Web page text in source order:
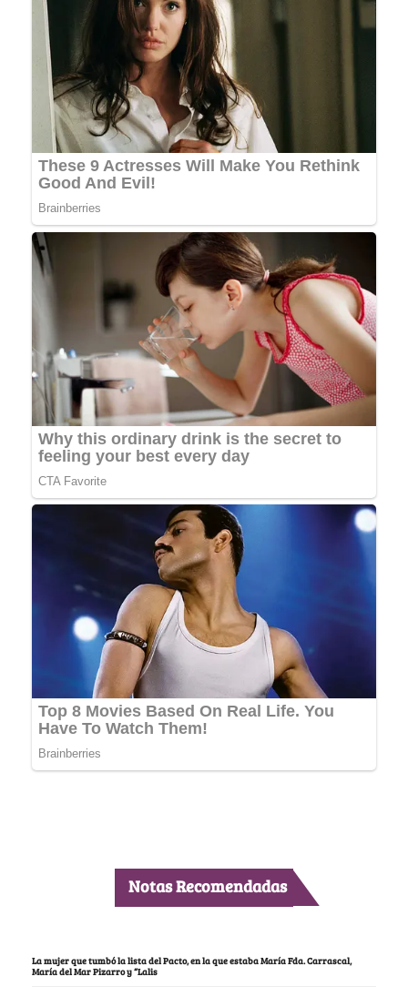
Notas Recomendadas
La mujer que tumbó la lista del Pacto, en la que estaba María Fda. Carrascal,
María del Mar Pizarro y “Lalis